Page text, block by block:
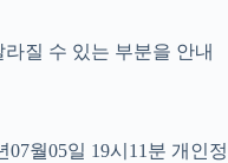
질 수 있는 부분을 안내
월05일 19시11분 개인정